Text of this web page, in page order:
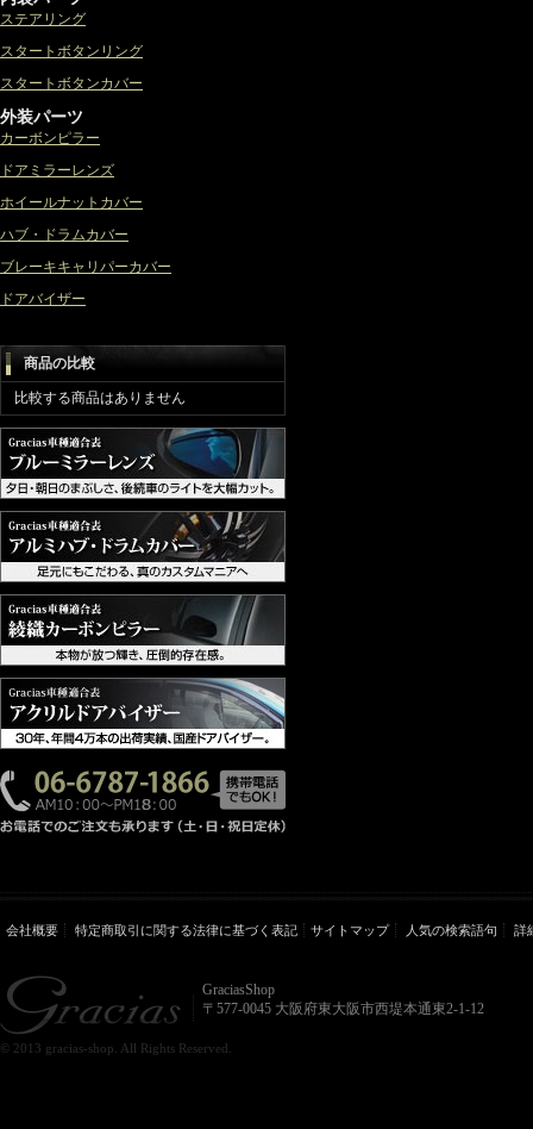
ステアリング
スタートボタンリング
スタートボタンカバー
外装パーツ
カーボンピラー
ドアミラーレンズ
ホイールナットカバー
ハブ・ドラムカバー
ブレーキキャリパーカバー
ドアバイザー
商品の比較
比較する商品はありません
会社概要 特定商取引に関する法律に基づく表記 サイトマップ 人気の検索語句 詳
GraciasShop
〒577-0045 大阪府東大阪市西堤本通東2-1-12
© 2013 gracias-shop. All Rights Reserved.